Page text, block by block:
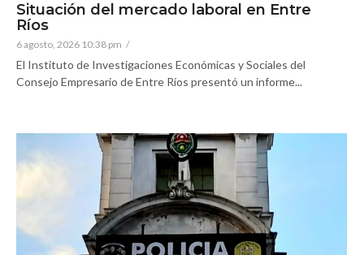
Situación del mercado laboral en Entre
Ríos
6 agosto, 2026 10:38 pm /
El Instituto de Investigaciones Económicas y Sociales del
Consejo Empresario de Entre Ríos presentó un informe...